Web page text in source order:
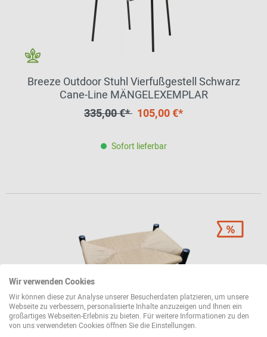
Breeze Outdoor Stuhl Vierfußgestell Schwarz
Cane-Line MÄNGELEXEMPLAR
335,00 €* 105,00 €*
Sofort lieferbar
Wir verwenden Cookies
Wir können diese zur Analyse unserer Besucherdaten platzieren, um unsere
Webseite zu verbessern, personalisierte Inhalte anzuzeigen und Ihnen ein
großartiges Webseiten-Erlebnis zu bieten. Für weitere Informationen zu den
von uns verwendeten Cookies öffnen Sie die Einstellungen.